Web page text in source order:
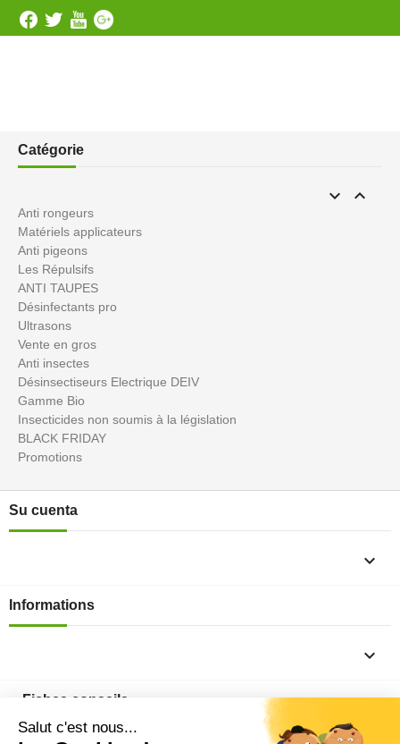
Catégorie
 
Anti rongeurs
Matériels applicateurs
Anti pigeons
Les Répulsifs
ANTI TAUPES
Désinfectants pro
Ultrasons
Vente en gros
Anti insectes
Désinsectiseurs Electrique DEIV
Gamme Bio
Insecticides non soumis à la législation
BLACK FRIDAY
Promotions
Su cuenta

Informations

Fiches conseils